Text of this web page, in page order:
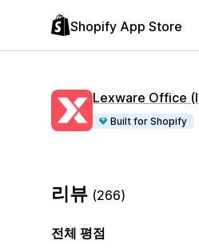
Shopify App Store
Lexware Office
Built for Shopify
리뷰 (266)
전체 평점